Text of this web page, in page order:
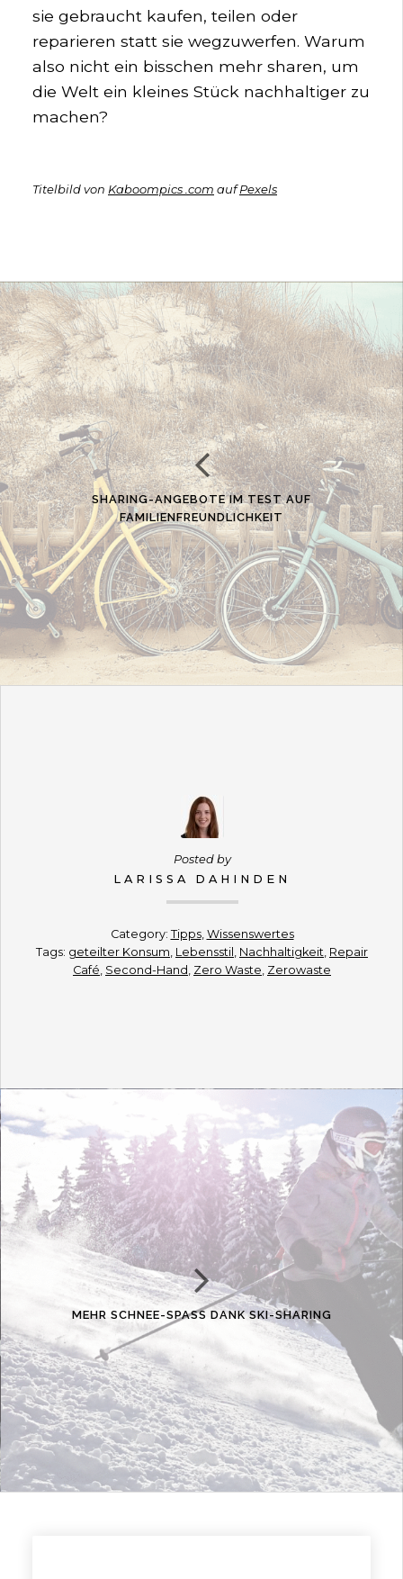
sie gebraucht kaufen, teilen oder
reparieren statt sie wegzuwerfen. Warum
also nicht ein bisschen mehr sharen, um
die Welt ein kleines Stück nachhaltiger zu
machen?
Titelbild von Kaboompics .com aufPexels
SHARING-ANGEBOTE IM TEST AUF
FAMILIENFREUNDLICHKEIT
Posted by
LARISSA DAHINDEN
Category: Tipps, Wissenswertes
Tags: geteilter Konsum, Lebensstil , Nachhaltigkeit, Repair
Café, Second-Hand , Zero Waste, Zerowaste
MEHR SCHNEE-SPASS DANK SKI-SHARING